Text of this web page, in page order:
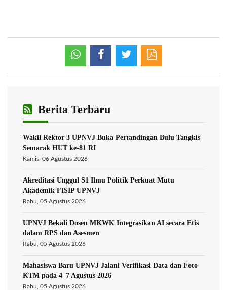
Berita Terbaru
Wakil Rektor 3 UPNVJ Buka Pertandingan Bulu Tangkis
Semarak HUT ke-81 RI
Kamis, 06 Agustus 2026
Akreditasi Unggul S1 Ilmu Politik Perkuat Mutu
Akademik FISIP UPNVJ
Rabu, 05 Agustus 2026
UPNVJ Bekali Dosen MKWK Integrasikan AI secara Etis
dalam RPS dan Asesmen
Rabu, 05 Agustus 2026
Mahasiswa Baru UPNVJ Jalani Verifikasi Data dan Foto
KTM pada 4–7 Agustus 2026
Rabu, 05 Agustus 2026